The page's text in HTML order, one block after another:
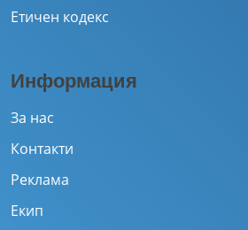
Етичен кодекс
Информация
За нас
Контакти
Реклама
Екип